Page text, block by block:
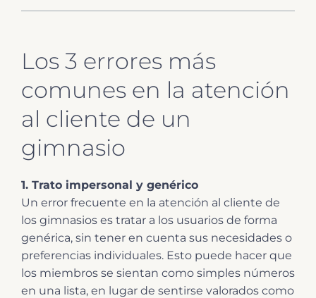
Los 3 errores más
comunes en la atención
al cliente de un
gimnasio
1. Trato impersonal y genérico
Un error frecuente en la atención al cliente de
los gimnasios es tratar a los usuarios de forma
genérica, sin tener en cuenta sus necesidades o
preferencias individuales. Esto puede hacer que
los miembros se sientan como simples números
en una lista, en lugar de sentirse valorados como